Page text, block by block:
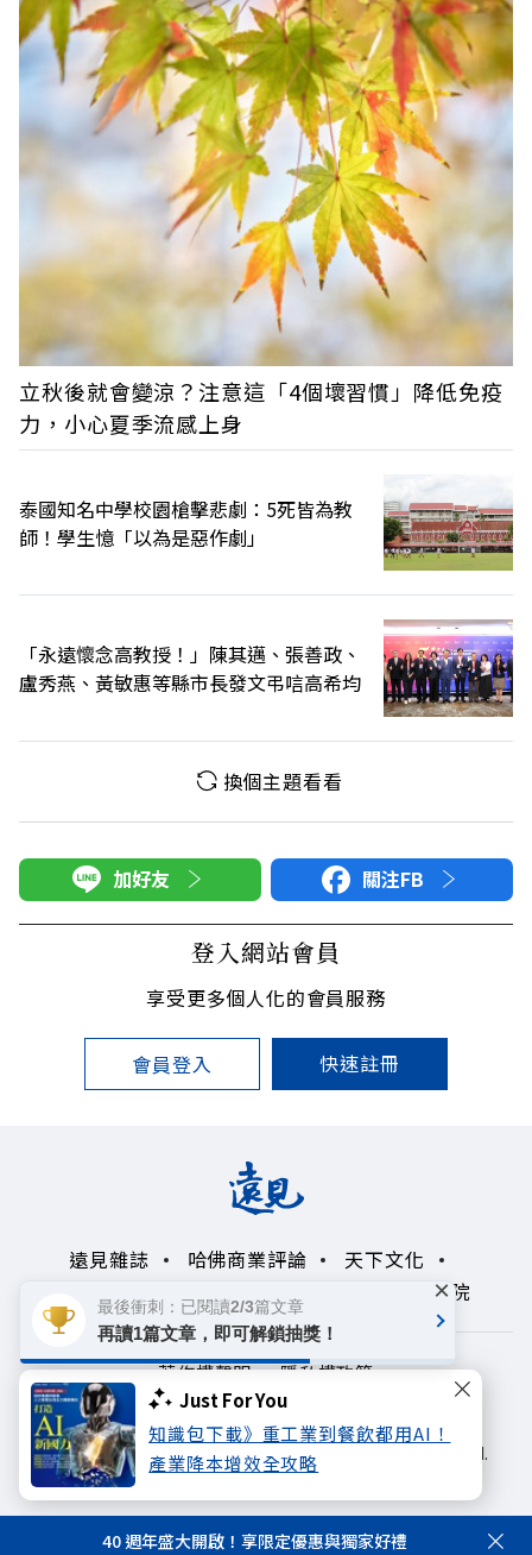
Just For You
知識包下載》重工業到餐飲都用AI！
產業降本增效全攻略
立秋後就會變涼？注意這「4個壞習慣」降低免疫
力，小心夏季流感上身
泰國知名中學校園槍擊悲劇：5死皆為教
師！學生憶「以為是惡作劇」
「永遠懷念高教授！」陳其邁、張善政、
盧秀燕、黃敏惠等縣市長發文弔唁高希均
換個主題看看
加好友 關注FB
登入網站會員
享受更多個人化的會員服務
會員登入 快速註冊
遠見雜誌 哈佛商業評論
天下文化
未來親子學習平台
50+ 領導影響力學院
著作權聲明
隱私權政策
Copyright© 1999~2026
遠見天下文化出版股份有限公司. All rights reserved.
40 週年盛大開啟！享限定優惠與獨家好禮
最後衝刺：已閱讀2/3篇文章
再讀1篇文章，即可解鎖抽獎！
×